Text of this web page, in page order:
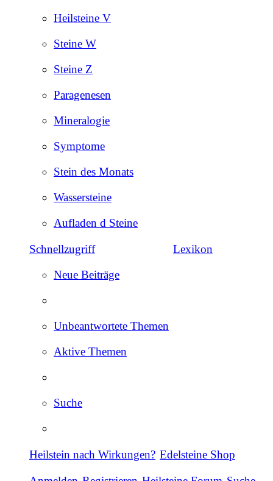
Heilsteine V
Steine W
Steine Z
Paragenesen
Mineralogie
Symptome
Stein des Monats
Wassersteine
Aufladen d Steine
Schnellzugriff
Neue Beiträge
Unbeantwortete Themen
Aktive Themen
Suche
Lexikon
Heilstein nach Wirkungen? Edelsteine Shop